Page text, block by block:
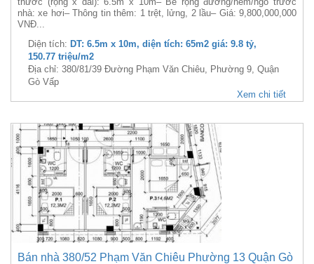
nhà: xe hơi– Thông tin thêm: 1 trệt, lửng, 2 lầu– Giá: 9,800,000,000
VNĐ...
Diện tích: DT: 6.5m x 10m, diện tích: 65m2 giá: 9.8 tỷ,
150.77 triệu/m2
Địa chỉ: 380/81/39 Đường Phạm Văn Chiêu, Phường 9, Quận
Gò Vấp
Xem chi tiết
Bán nhà 380/52 Phạm Văn Chiêu Phường 13 Quận Gò